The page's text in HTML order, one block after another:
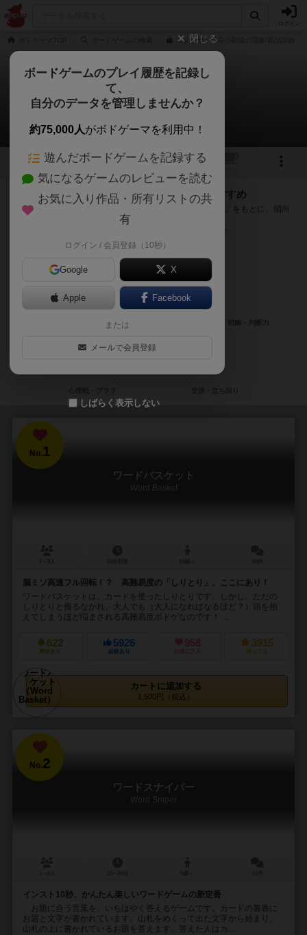
エタリヤ：精霊の聖域の通販/商品詳細
エタリヤ：精霊の聖域
次のおすすめボードゲーム
8 1 1
『エタリヤ：精霊の聖域』が好きな方へのおすすめ
このゲームのトップページで投票された「プレイ感の評価」をもとに、傾向
が近いボードゲームをランキング形式で紹介します。
No.1
ワードバスケット
Word Basket
脳ミソ高速フル回転！？ 高難易度の「しりとり」、ここにあり！
ワードバスケットは、カードを使ったしりとりです。しかし、ただの
しりとりと侮るなかれ、大人でも（大人になればなるほど？）頭を抱
えてしまうほど悩まされる高難易度ボドゲなのです！ ...
622
興味あり
5926
経験あり
958
お気に入り
3915
持ってる
カートに追加する
1,500円（税込）
No.2
ワードスナイパー
Word Sniper
インスト10秒、かんたん楽しいワードゲームの新定番
お題に合う言葉を、いちはやく答えるゲームです。カードの裏表に
お題と文字が書かれています。山札をめくって出た文字から始まり、
山札の上に書かれているお題を答えます。答えた人はカ...
閉じる
ボードゲームのプレイ履歴を記録し
て、
自分のデータを管理しませんか？
約75,000人がボドゲーマを利用中！
遊んだボードゲームを記録する
気になるゲームのレビューを読む
お気に入り作品・所有リストの共
有
ログイン / 会員登録（10秒）
Google X
Apple Facebook
または
メールで会員登録
しばらく表示しない